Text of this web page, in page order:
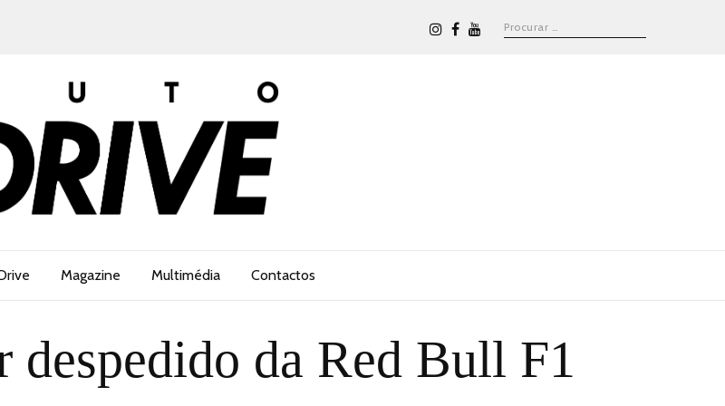
Magazine Multimédia Contactos
despedido da Red Bull F1